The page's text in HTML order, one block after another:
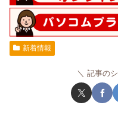
新着情報
記事の